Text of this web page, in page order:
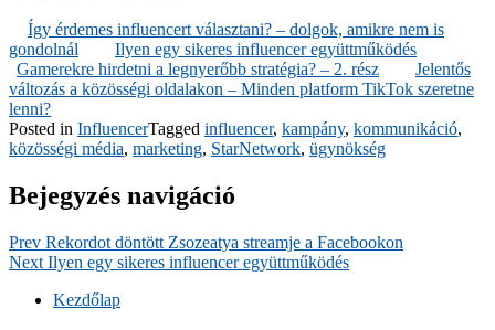
Így érdemes influencert választani? – dolgok, amikre nem is
gondolnál
Ilyen egy sikeres influencer együttműködés
Gamerekre hirdetni a legnyerőbb stratégia? – 2. rész
Jelentős
változás a közösségi oldalakon – Minden platform TikTok szeretne
lenni?
Posted in InfluencerTagged influencer, kampány, kommunikáció,
közösségi média, marketing, StarNetwork, ügynökség
Bejegyzés navigáció
Prev Rekordot döntött Zsozeatya streamje a Facebookon
Next Ilyen egy sikeres influencer együttműködés
Kezdőlap